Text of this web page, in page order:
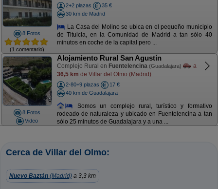
8 Fotos
(1 comentario)
2+2 plazas
35 €
30 km de Madrid
La Casa del Molino se ubica en el pequeño municipio
de Titulcia, en la Comunidad de Madrid a tan sólo 40
minutos en coche de la capital pero ...
8 Fotos
Video
Alojamiento Rural San Agustín
Complejo Rural en Fuentelencina (Guadalajara)
a
36,5 km de Villar del Olmo (Madrid)
2-80+9 plazas
17 €
40 km de Guadalajara
Somos un complejo rural, turístico y formativo
rodeado de naturaleza y ubicado en Fuentelencina a tan
sólo 25 minutos de Guadalajara y a una ...
Cerca de Villar del Olmo:
Nuevo Baztán (Madrid) a 3,3 km